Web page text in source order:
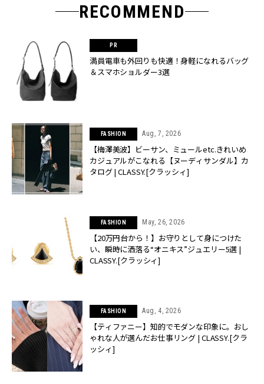
RECOMMEND
満員電車も外回りも快適！身軽になれるバッグ
＆スマホショルダー3選
FASHION Aug, 7, 2026
【梅澤美波】ビーサン、ミュールetc.きれいめ
カジュアルがこなれる【ヌーディサンダル】カ
タログ | CLASSY.[クラッシィ]
FASHION May, 26, 2026
【20万円台から！】お守りとして身につけた
い、瞬時に洒落る“オニキス”ジュエリー5選 |
CLASSY.[クラッシィ]
FASHION Aug, 4, 2026
【ティファニー】知的でモダンな印象に。おし
ゃれな人が選んだお仕事リング | CLASSY.[クラ
ッシィ]